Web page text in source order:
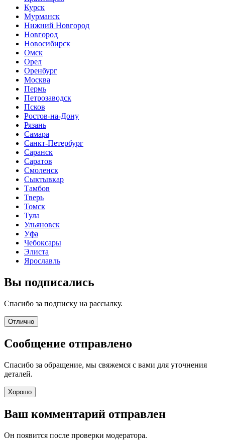
Курск
Мурманск
Нижний Новгород
Новгород
Новосибирск
Омск
Орел
Оренбург
Москва
Пермь
Петрозаводск
Псков
Ростов-на-Дону
Рязань
Самара
Санкт-Петербург
Саранск
Саратов
Смоленск
Сыктывкар
Тамбов
Тверь
Томск
Тула
Ульяновск
Уфа
Чебоксары
Элиста
Ярославль
Вы подписались
Спасибо за подписку на рассылку.
Отлично
Сообщение отправлено
Спасибо за обращение, мы свяжемся с вами для уточнения
деталей.
Хорошо
Ваш комментарий отправлен
Он появится после проверки модератора.